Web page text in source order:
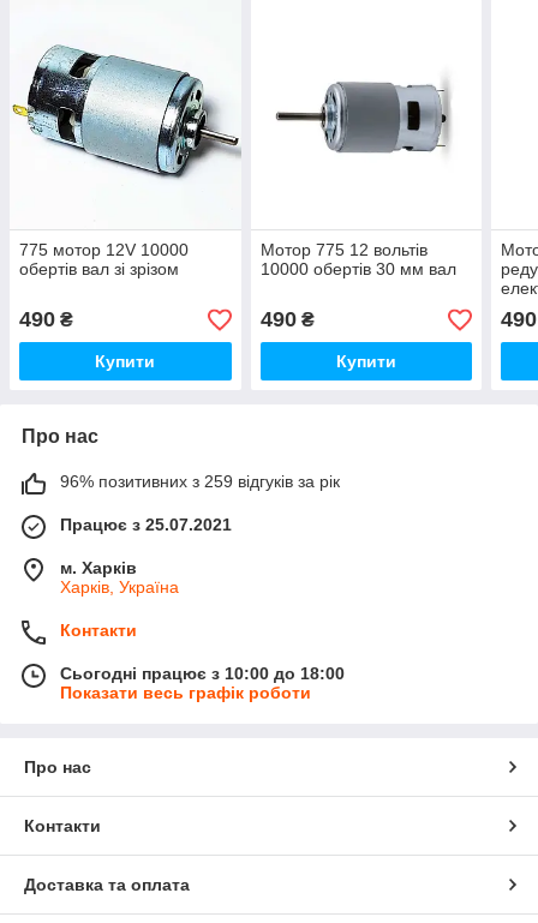
775 мотор 12V 10000
обертів вал зі зрізом
490 ₴
Купити
Мотор 775 12 вольтів
10000 обертів 30 мм вал
490₴
Купити
вала
490
Про нас
96% позитивних з 259 відгуків за рік
Працює з 25.07.2021
м. Харків
Харків, Україна
Контакти
Сьогодні працює з 10:00 до 18:00
Показати весь графік роботи
Про нас
Контакти
Доставка та оплата